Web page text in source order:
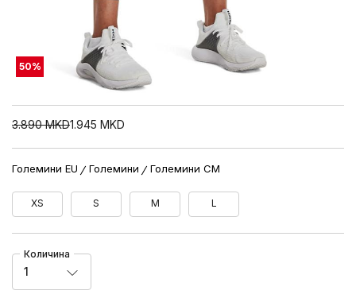
50%
3.890 MKD1.945 MKD
Големини EU Големини Големини CM
XS S M L
Количина
1